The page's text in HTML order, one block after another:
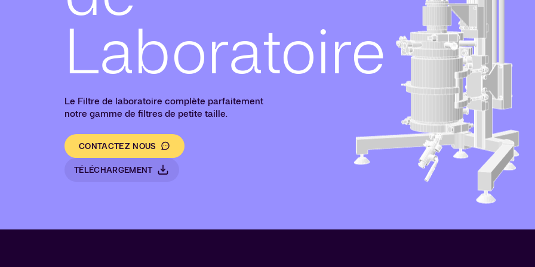
Laboratoire
Le Filtre de laboratoire complète parfaitement
notre gamme de filtres de petite taille.
CONTACTEZ NOUS
TÉLÉCHARGEMENT